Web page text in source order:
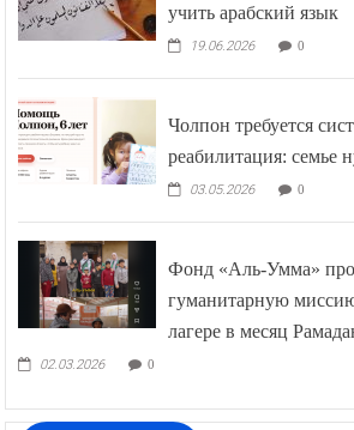
учить арабский язык
19.06.2026 0
Чолпон требуется
реабилитация: семье
03.05.2026 0
Фонд «Аль-Умма»
гуманитарную
лагере в месяц
02.03.2026 0